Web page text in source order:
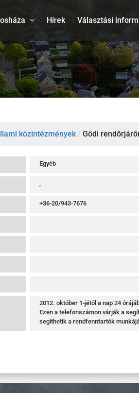
Hírek Választási
közintézmények / Gödi
Egyéb
,
+36-20/943-7676
2012. október 1-jétől a nap 24
Ezen a telefonszámon várják a
segíthetik a rendfenntartók